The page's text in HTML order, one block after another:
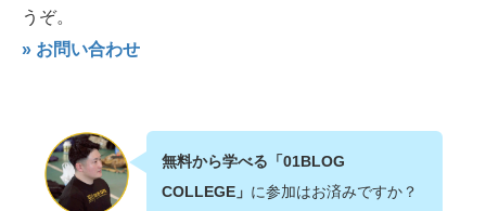
うぞ。
» お問い合わせ
無料から学べる「01BLOG
COLLEGE」 に参加はお済みですか？